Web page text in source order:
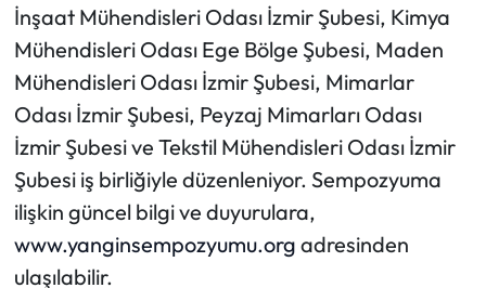
İnşaat Mühendisleri Odası İzmir Şubesi, Kimya
Mühendisleri Odası Ege Bölge Şubesi, Maden
Mühendisleri Odası İzmir Şubesi, Mimarlar
Odası İzmir Şubesi, Peyzaj Mimarları Odası
İzmir Şubesi ve Tekstil Mühendisleri Odası İzmir
Şubesi iş birliğiyle düzenleniyor. Sempozyuma
ilişkin güncel bilgi ve duyurulara,
www.yanginsempozyumu.org adresinden
ulaşılabilir.